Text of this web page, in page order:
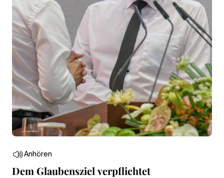
Anhören
Dem Glaubensziel verpflichtet